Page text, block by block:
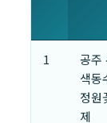
1
공주
색동
정원
제